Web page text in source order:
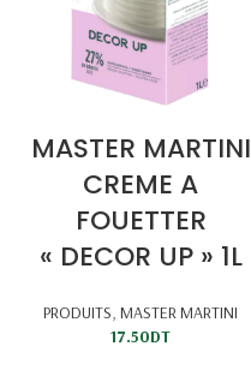
MASTER MARTINI
CREME A
FOUETTER
« DECOR UP » 1L
PRODUITS, MASTER MARTINI
17.50DT